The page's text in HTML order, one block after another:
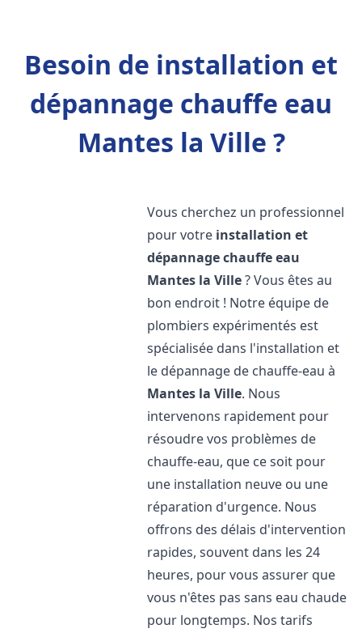
Besoin de installation et
dépannage chauffe eau
Mantes la Ville ?
Vous cherchez un professionnel
pour votre installation et
dépannage chauffe eau
Mantes la Ville? Vous êtes au
bon endroit ! Notre équipe de
plombiers expérimentés est
spécialisée dans l'installation et
le dépannage de chauffe-eau à
Mantes la Ville. Nous
intervenons rapidement pour
résoudre vos problèmes de
chauffe-eau, que ce soit pour
une installation neuve ou une
réparation d'urgence. Nous
offrons des délais d'intervention
rapides, souvent dans les 24
heures, pour vous assurer que
vous n'êtes pas sans eau chaude
pour longtemps. Nos tarifs